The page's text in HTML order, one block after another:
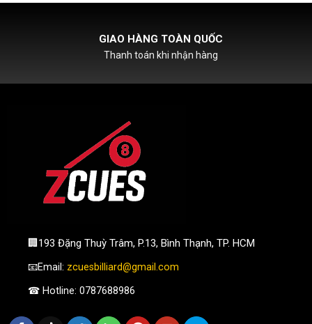
HỖ TRỢ PHÍ SHIPCOD
Với đơn hàng chỉ từ 500k
🏢193 Đặng Thuỳ Trâm, P.13, Bình Thạnh, TP. HCM
📧Email: zcuesbilliard@gmail.com
☎ Hotline: 0787688986